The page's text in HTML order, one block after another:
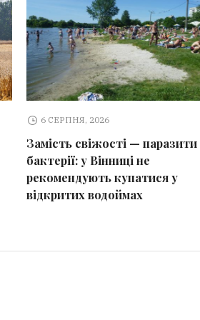
6 СЕРПНЯ, 2026
Замість свіжості — паразити
бактерії: у Вінниці не
рекомендують купатися у
відкритих водоймах